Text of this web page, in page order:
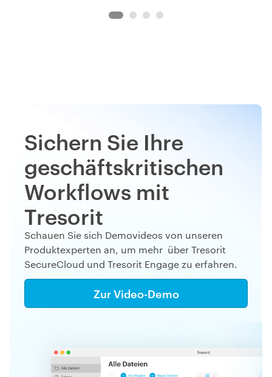
Sichern Sie Ihre
geschäftskritischen
Workflows mit
Tresorit
Schauen Sie sich Demovideos von unseren
Produktexperten an, um mehr über Tresorit
SecureCloud und Tresorit Engage zu erfahren.
Zur Video-Demo